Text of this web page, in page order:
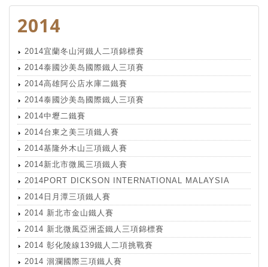
2014
2014宜蘭冬山河鐵人二項錦標賽
2014泰國沙美岛國際鐵人三項賽
2014高雄阿公店水庫二鐵賽
2014泰國沙美岛國際鐵人三項賽
2014中壢二鐵賽
2014台東之美三項鐵人賽
2014基隆外木山三項鐵人賽
2014新北市微風三項鐵人賽
2014PORT DICKSON INTERNATIONAL MALAYSIA
2014日月潭三項鐵人賽
2014 新北市金山鐵人賽
2014 新北微風亞洲盃鐵人三項錦標賽
2014 彰化陵線139鐵人二項挑戰賽
2014 洄瀾國際三項鐵人賽